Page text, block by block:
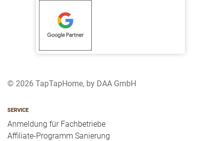
© 2026 TapTapHome, by DAA GmbH
SERVICE
Anmeldung für Fachbetriebe
Affiliate-Programm Sanierung